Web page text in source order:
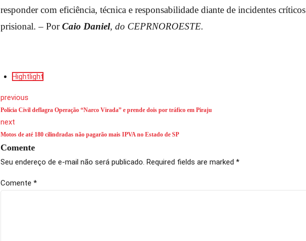
responder com eficiência, técnica e responsabilidade diante de incidentes
prisional. – PorCaio Daniel, do CEPRNOROESTE.
Hightlight
previous
Polícia Civil deflagra Operação “Narco Virada” e prende dois por tráfico em Piraju
next
Motos de até 180 cilindradas não pagarão mais IPVA no Estado de SP
Comente
Seu endereço de e-mail não será publicado. Required fields are marked *
Comente *